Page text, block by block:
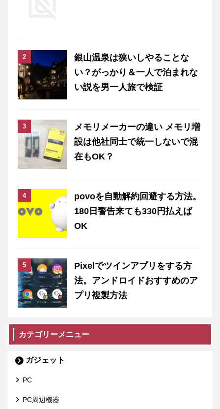
銀山温泉は狭いしやることな
い？がっかり＆一人で泊まれな
い説を男一人旅で検証
メモリメーカーの違い メモリ増
設は他社同士で統一しないで混
在もOK？
povoを自動解約回避する方法。
180日警告来ても330円払えば
OK
Pixelでツインアプリをする方
法。アンドロイドおすすめのア
プリ複製方法
カテゴリーメニュー
ガジェット
PC
PC周辺機器